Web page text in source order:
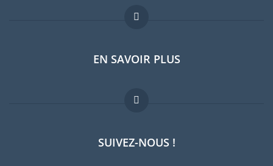
Forum expatriés
Guides pays
Offres d'emploi
EN SAVOIR PLUS
FAQ
Experts
SUIVEZ-NOUS !